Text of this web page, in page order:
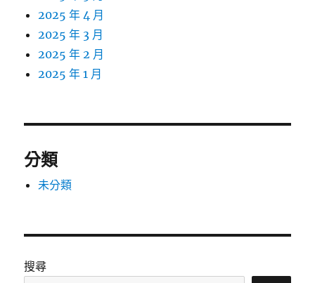
2025 年 4 月
2025 年 3 月
2025 年 2 月
2025 年 1 月
分類
未分類
搜尋